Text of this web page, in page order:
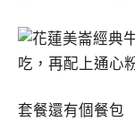
套餐還有個餐包